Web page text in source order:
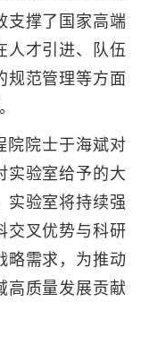
支撑了国家高端
人才引进、队伍
规范管理等方面
院院士于海斌对
实验室给予的大
实验室将持续强
交叉优势与科研
略需求，为推动
高质量发展贡献